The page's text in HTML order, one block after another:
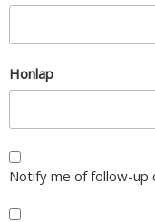
Honlap
Notify me of follow-up